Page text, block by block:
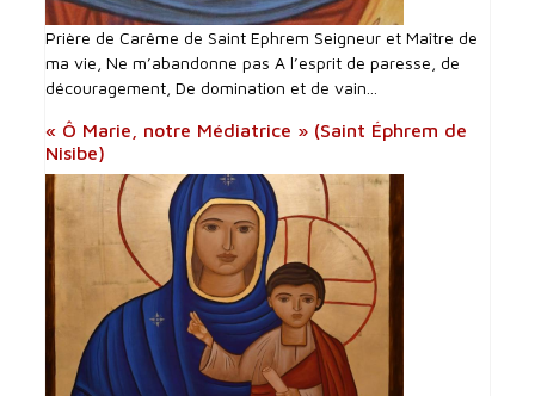
Prière de Carême de Saint Ephrem Seigneur et Maître de
ma vie, Ne m’abandonne pas A l’esprit de paresse, de
découragement, De domination et de vain...
« Ô Marie, notre Médiatrice » (Saint Éphrem de
Nisibe)